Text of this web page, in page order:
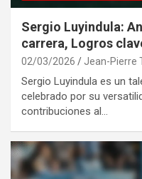
Sergio Luyindula:
carrera, Logros
02/03/2026 Jean-Pierre
Sergio Luyindula es un
celebrado por su
contribuciones al…